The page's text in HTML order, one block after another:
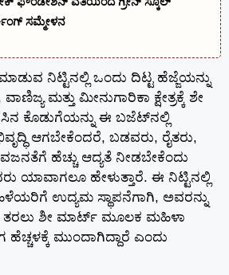
ಸಮ್ಮೇಳನ
ನಿಟ್ಟಿನಲ್ಲಿ ಒಂದು ದಿಟ್ಟ ಹೆಜ್ಜೆಯನ್ನು
ಮತ್ತು ಮೀನುಗಾರಿಕಾ ಕ್ಷೇತ್ರಕ್ಕೆ ಶೇ
ಕೊಡುಗೆಯನ್ನು ಈ ಬಜೆಟ್‍ನಲ್ಲಿ
ಆಗಬೇಕೆಂದರೆ, ಬಡವರು, ರೈತರು,
ಹೆಚ್ಚು ಆದ್ಯತೆ ನೀಡಬೇಕೆಂದು
ಯಾವಾಗಲೂ ಹೇಳುತ್ತಾರೆ. ಈ ನಿಟ್ಟಿನಲ್ಲಿ
ಉದ್ಯಮ ಸ್ಥಾಪನೆಗಾಗಿ, ಅವರನ್ನು
ಶೀ ಮಾರ್ಟ್ ಮೂಲಕ ಮಹಿಳಾ
ಮುಂದಾಗಿದ್ದಾರೆ ಎಂದು